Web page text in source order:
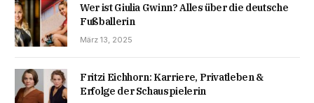
Wer ist Giulia Gwinn? Alles über die deutsche
Fußballerin
März 13, 2025
Fritzi Eichhorn: Karriere, Privatleben &
Erfolge der Schauspielerin